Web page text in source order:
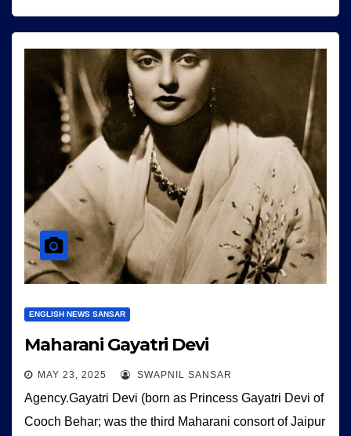
ENGLISH NEWS SANSAR
Maharani Gayatri Devi
MAY 23, 2025 SWAPNIL SANSAR
Agency.Gayatri Devi (born as Princess Gayatri Devi of
Cooch Behar; was the third Maharani consort of Jaipur